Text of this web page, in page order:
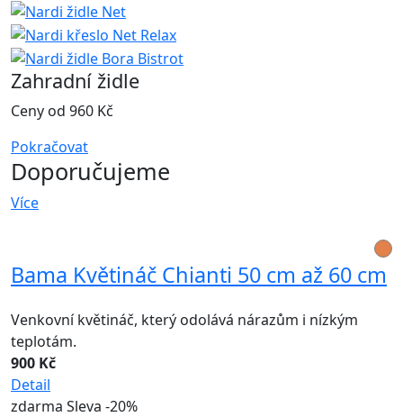
Zahradní židle
Ceny od 960 Kč
Pokračovat
Doporučujeme
Více
Bama Květináč Chianti 50 cm až 60 cm
Venkovní květináč, který odolává nárazům i nízkým
teplotám.
900 Kč
Detail
zdarma Sleva -20%